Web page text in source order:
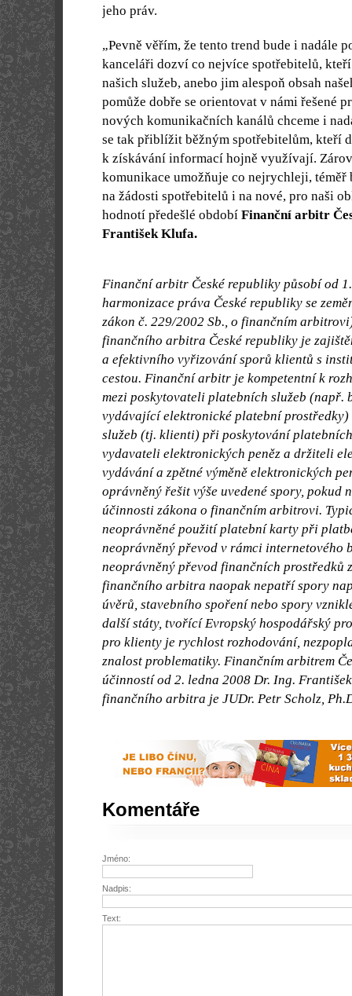
jeho práv.
„Pevně věřím, že tento trend bude i nadále
kanceláři dozví co nejvíce spotřebitelů,
našich služeb, anebo jim alespoň obsah
pomůže dobře se orientovat v námi řešené
nových komunikačních kanálů chceme i
se tak přiblížit běžným spotřebitelům, kteří
k získávání informací hojně využívají.
komunikace umožňuje co nejrychleji, téměř
na žádosti spotřebitelů i na nové, pro naši
hodnotí předešlé období Finanční arbitr
František Klufa.
Finanční arbitr České republiky působí od
harmonizace práva České republiky se
zákon č. 229/2002 Sb., o finančním
finančního arbitra České republiky je
a efektivního vyřizování sporů klientů s
cestou. Finanční arbitr je kompetentní k
mezi poskytovateli platebních služeb (např.
vydávající elektronické platební
služeb (tj. klienti) při poskytování
vydavateli elektronických peněz a držiteli
vydávání a zpětné výměně elektronických
oprávněný řešit výše uvedené spory, pokud
účinnosti zákona o finančním arbitrovi.
neoprávněné použití platební karty při
neoprávněný převod v rámci internetového
neoprávněný převod finančních prostředků
finančního arbitra naopak nepatří spory
úvěrů, stavebního spoření nebo spory
další státy, tvořící Evropský hospodářský
pro klienty je rychlost rozhodování,
znalost problematiky. Finančním arbitrem
účinností od 2. ledna 2008 Dr. Ing.
finančního arbitra je JUDr. Petr Scholz,
Komentáře
Jméno:
Nadpis:
Text: